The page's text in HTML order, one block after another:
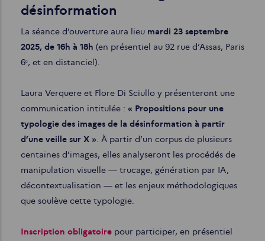
désinformation
La séance d’ouverture aura lieu mardi 23 septembre
2025, de 16h à 18h (en présentiel au 92 rue d’Assas, Paris
6ᵉ, et en distanciel).
Laura Verquere et Flore Di Sciullo y présenteront une
communication intitulée : « Propositions pour une
typologie des images de la désinformation à partir
d’une veille sur X ». À partir d’un corpus de plusieurs
centaines d’images, elles analyseront les procédés de
manipulation visuelle — trucage, génération par IA,
décontextualisation — et les enjeux méthodologiques
que soulève cette typologie.
Inscription obligatoire pour participer, en présentiel